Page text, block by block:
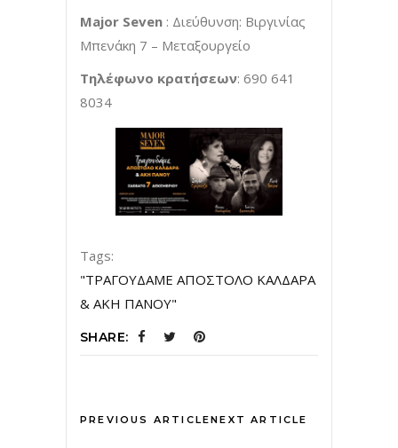
Major Seven : Διεύθυνση: Βιργινίας
Μπενάκη 7 – Mεταξουργείο
Τηλέφωνο κρατήσεων: 690 641
8034
Tags:
"ΤΡΑΓΟΥΔΑΜΕ ΑΠΟΣΤΟΛΟ ΚΑΛΔΑΡΑ
& ΑΚΗ ΠΑΝΟΥ"
SHARE:
PREVIOUS ARTICLENEXT ARTICLE